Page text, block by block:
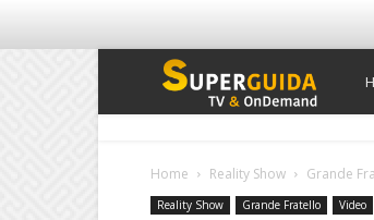
TV
Home Reality Show Grande
Reality Show Grande Fratello Video